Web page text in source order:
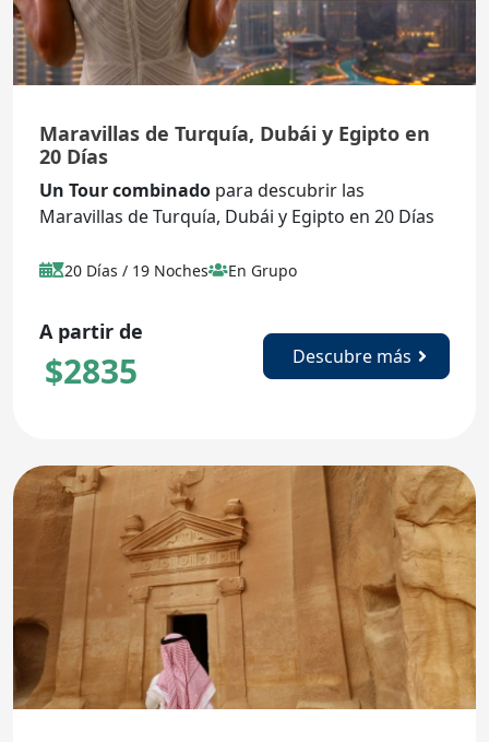
Maravillas de Turquía, Dubái y Egipto en
20 Días
Un Tour combinado para descubrir las
Maravillas de Turquía, Dubái y Egipto en 20 Días
20 Días / 19 Noches En Grupo
A partir de
$2835 Descubre más